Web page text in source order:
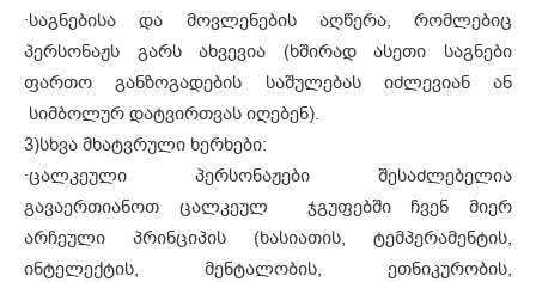
·საგნებისა და მოვლენების აღწერა, რომლებიც
პერსონაჟს გარს ახვევია (ხშირად ასეთი საგნები
ფართო განზოგადების საშულებას იძლევიან ან
სიმბოლურ დატვირთვას იღებენ).
3)სხვა მხატვრული ხერხები:
·ცალკეული პერსონაჟები შესაძლებელია
გავაერთიანოთ ცალკეულ ჯგუფებში ჩვენ მიერ
არჩეული პრინციპის (ხასიათის, ტემპერამენტის,
ინტელექტის, მენტალობის, ეთნიკურობის,